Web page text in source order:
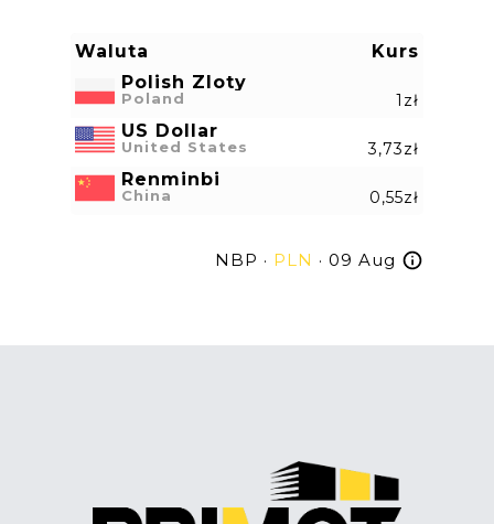
Waluta
Kurs
Polish Zloty
Poland 1zł
US Dollar
United States 3,73zł
Renminbi
China 0,55zł
NBP · PLN · 09 Aug